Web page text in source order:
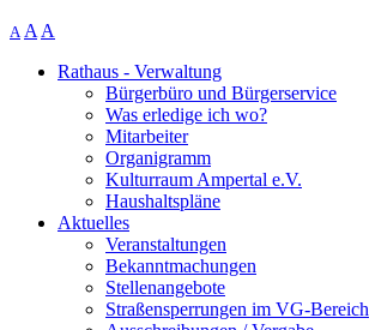
A A A
Rathaus - Verwaltung
Bürgerbüro und Bürgerservice
Was erledige ich wo?
Mitarbeiter
Organigramm
Kulturraum Ampertal e.V.
Haushaltspläne
Aktuelles
Veranstaltungen
Bekanntmachungen
Stellenangebote
Straßensperrungen im VG-Bereich